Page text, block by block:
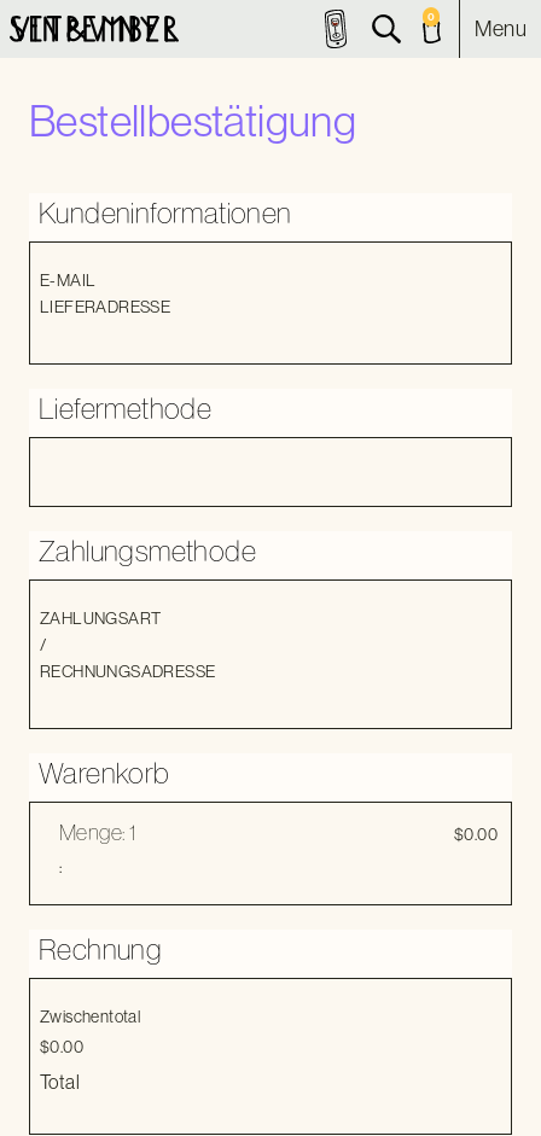
0 Menu
Bestellbestätigung
Kundeninformationen
E-MAIL
LIEFERADRESSE
Liefermethode
Zahlungsmethode
ZAHLUNGSART
/
RECHNUNGSADRESSE
Warenkorb
1
:
$0.00
Rechnung
Zwischentotal
$0.00
Total